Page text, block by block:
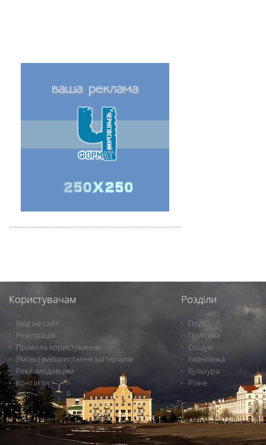
Користувачам
Вхід на сайт
Реєстрація
Правила користування
Умови використання матеріалів
Рекламодавцям
Контакти
Розділи
Події
Політика
Соціум
Економіка
Культура
Різне